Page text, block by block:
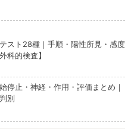
スト28種｜手順・陽性所見・感度
科的検査】
停止・神経・作用・評価まとめ｜
別